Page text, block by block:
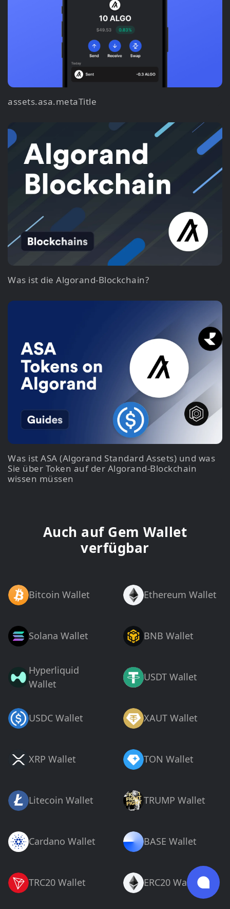
assets.asa.metaTitle
Was ist die Algorand-Blockchain?
Was ist ASA (Algorand Standard Assets) und was
Sie über Token auf der Algorand-Blockchain
wissen müssen
Auch auf Gem Wallet
verfügbar
Bitcoin Wallet Ethereum Wallet
Solana Wallet BNB Wallet
Hyperliquid
Wallet
USDT Wallet
USDC Wallet XAUT Wallet
XRP Wallet TON Wallet
Litecoin Wallet TRUMP Wallet
Cardano Wallet BASE Wallet
TRC20 Wallet ERC20 Wallet